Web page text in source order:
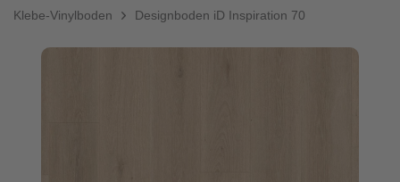
Klebe-Vinylboden
Designboden iD Inspiration 70